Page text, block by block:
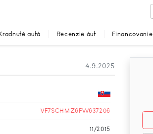
autá Recenzie áut Financovanie
4.9.2025
VF7SCHMZ6FW637206
11/2015